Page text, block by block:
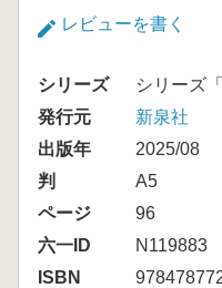
レビューを書く
シリーズ
シリーズ
発行元
新泉社
出版年
2025/08
判
A5
ページ
96
六一ID
N119883
ISBN